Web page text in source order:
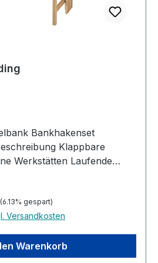
Laufende
seit Jahrhunderten gibt,
Dadurch hat sie
und ist auch heute
Tischlerwerkstatt. Damit
sich bei dem Kauf einer
Preis:
(6.13% gespart)
Versandkosten
Warenkorb